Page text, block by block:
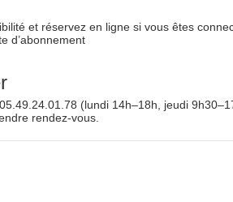
et réservez en ligne si vous êtes
d’abonnement
(lundi 14h–18h, jeudi
rendez-vous.